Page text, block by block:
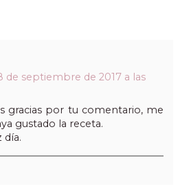
de septiembre de 2017 a las
gracias por tu comentario, me
gustado la receta.
día.